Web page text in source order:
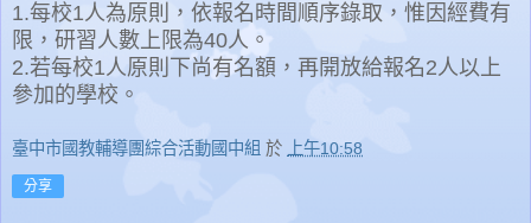
1.每校1人為原則，依報名時間順序錄取，惟因經費有
限，研習人數上限為40人。
2.若每校1人原則下尚有名額，再開放給報名2人以上
參加的學校。
臺中市國教輔導團綜合活動國中組 於 上午10:58
分享